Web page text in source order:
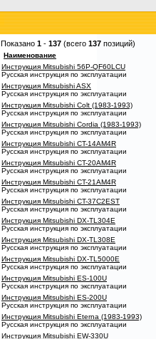
Показано 1 - 137 (всего 137 позиций)
Наименование
Инструкция Mitsubishi 56P-QF60LCU
Русская инструкция по эксплуатации
Инструкция Mitsubishi ASX
Русская инструкция по эксплуатации
Инструкция Mitsubishi Colt (1983-1993)
Русская инструкция по эксплуатации
Инструкция Mitsubishi Cordia (1983-1993)
Русская инструкция по эксплуатации
Инструкция Mitsubishi CT-14AM4R
Русская инструкция по эксплуатации
Инструкция Mitsubishi CT-20AM4R
Русская инструкция по эксплуатации
Инструкция Mitsubishi CT-21AM4R
Русская инструкция по эксплуатации
Инструкция Mitsubishi CT-37C2EST
Русская инструкция по эксплуатации
Инструкция Mitsubishi DX-TL304E
Русская инструкция по эксплуатации
Инструкция Mitsubishi DX-TL308E
Русская инструкция по эксплуатации
Инструкция Mitsubishi DX-TL5000E
Русская инструкция по эксплуатации
Инструкция Mitsubishi ES-100U
Русская инструкция по эксплуатации
Инструкция Mitsubishi ES-200U
Русская инструкция по эксплуатации
Инструкция Mitsubishi Eterna (1983-1993)
Русская инструкция по эксплуатации
Инструкция Mitsubishi EW-330U